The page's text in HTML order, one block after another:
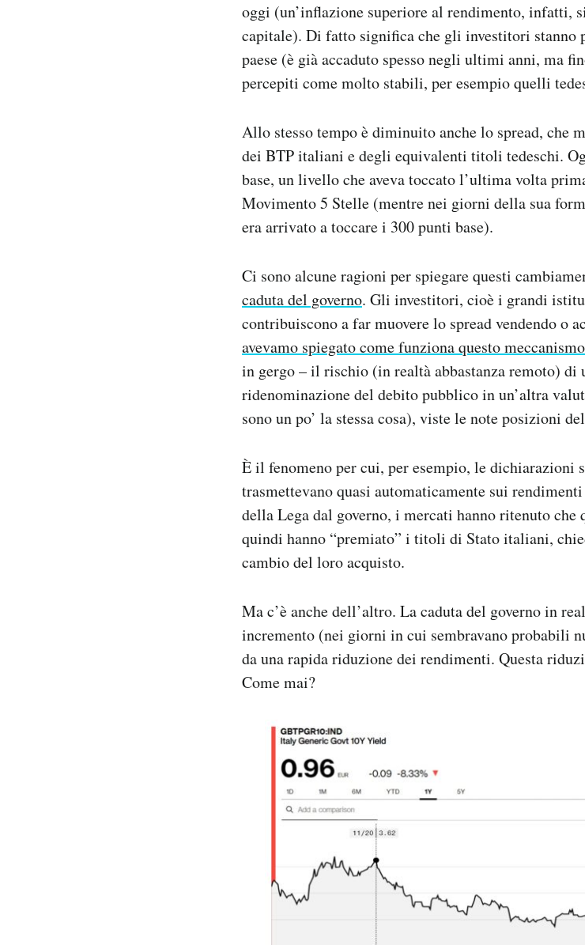
oggi (un’inflazione superiore al rendimento, infatti,
capitale). Di fatto significa che gli investitori stanno
paese (è già accaduto spesso negli ultimi anni, ma
percepiti come molto stabili, per esempio quelli
Allo stesso tempo è diminuito anche lo spread, che
dei BTP italiani e degli equivalenti titoli tedeschi.
base, un livello che aveva toccato l’ultima volta
Movimento 5 Stelle (mentre nei giorni della sua
era arrivato a toccare i 300 punti base).
Ci sono alcune ragioni per spiegare questi
caduta del governo. Gli investitori, cioè i grandi
contribuiscono a far muovere lo spread vendendo o
avevamo spiegato come funziona questo meccanismo
in gergo – il rischio (in realtà abbastanza remoto)
ridenominazione del debito pubblico in un’altra
sono un po’ la stessa cosa), viste le note posizioni
È il fenomeno per cui, per esempio, le dichiarazioni
trasmettevano quasi automaticamente sui
della Lega dal governo, i mercati hanno ritenuto che
quindi hanno “premiato” i titoli di Stato italiani,
cambio del loro acquisto.
Ma c’è anche dell’altro. La caduta del governo in
incremento (nei giorni in cui sembravano probabili
da una rapida riduzione dei rendimenti. Questa
Come mai?